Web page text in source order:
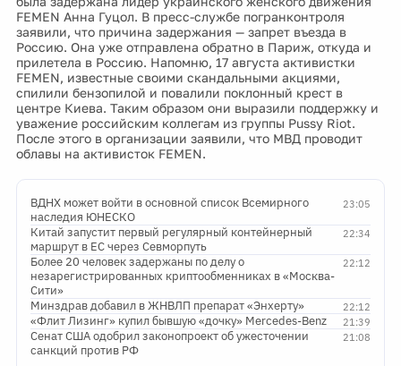
FEMEN Анна Гуцол. В пресс-службе погранконтроля
заявили, что причина задержания — запрет въезда в
Россию. Она уже отправлена обратно в Париж, откуда и
прилетела в Россию. Напомню, 17 августа активистки
FEMEN, известные своими скандальными акциями,
спилили бензопилой и повалили поклонный крест в
центре Киева. Таким образом они выразили поддержку и
уважение российским коллегам из группы Pussy Riot.
После этого в организации заявили, что МВД проводит
облавы на активисток FEMEN.
23:05
ВДНХ может войти в основной список Всемирного
наследия ЮНЕСКО
22:34
Китай запустит первый регулярный контейнерный
маршрут в ЕС через Севморпуть
22:12
Более 20 человек задержаны по делу о
незарегистрированных криптообменниках в «Москва-
Сити»
22:12
Минздрав добавил в ЖНВЛП препарат «Энхерту»
21:39
«Флит Лизинг» купил бывшую «дочку» Mercedes-Benz
21:08
Сенат США одобрил законопроект об ужесточении
санкций против РФ